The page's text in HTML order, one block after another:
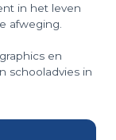
in het leven
afweging.
en
schooladvies in